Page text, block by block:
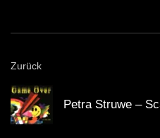
Zurück
Petra Struwe –